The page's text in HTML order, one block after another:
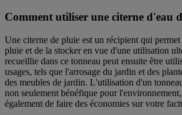
Comment utiliser une citerne d'eau
Une citerne de pluie est un récipient qui
pluie et de la stocker en vue d'une utilisation
recueillie dans ce tonneau peut ensuite être
usages, tels que l'arrosage du jardin et des
des meubles de jardin. L'utilisation d'un
non seulement bénéfique pour
également de faire des économies sur votre